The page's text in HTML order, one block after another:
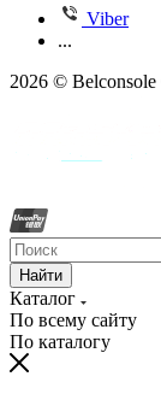
Viber
...
2026 © Belconsole
Найти
Каталог
По всему сайту
По каталогу